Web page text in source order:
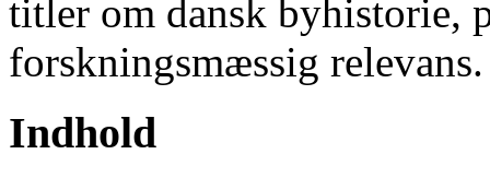
titler om dansk byhistorie,
forskningsmæssig relevans.
Indhold